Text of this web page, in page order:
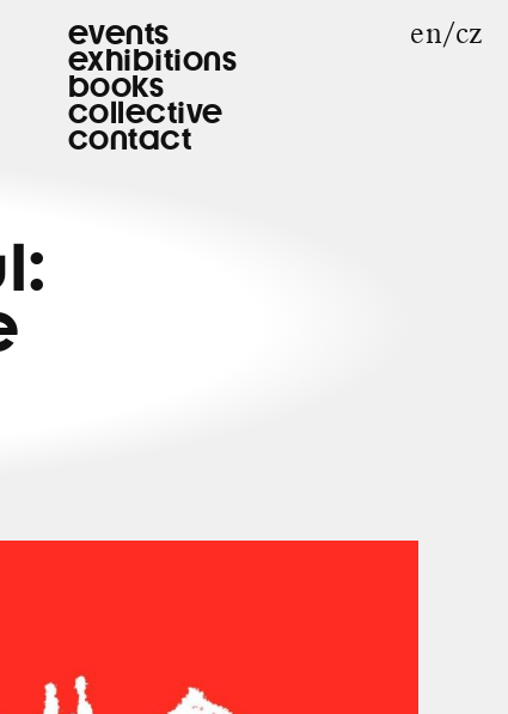
events
exhibitions
books
collective
contact
en cz